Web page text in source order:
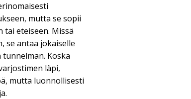
mutta se sopii
tai eteiseen. Missä
se antaa jokaiselle
Koska
läpi,
mutta luonnollisesti